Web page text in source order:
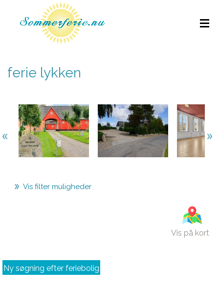
ferie lykken
Vis filter muligheder
Vis på kort
Ny søgning efter feriebolig